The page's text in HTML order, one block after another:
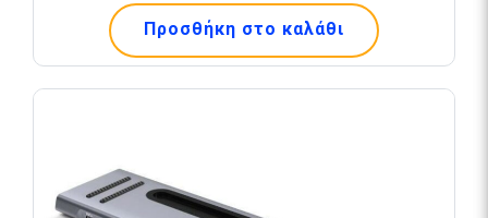
Προσθήκη στο καλάθι